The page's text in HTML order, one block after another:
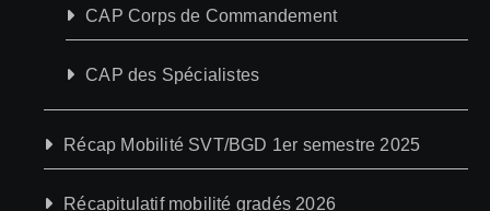
CAP Corps de Commandement
CAP des Spécialistes
Récap Mobilité SVT/BGD 1er semestre 2025
Récapitulatif mobilité gradés 2026